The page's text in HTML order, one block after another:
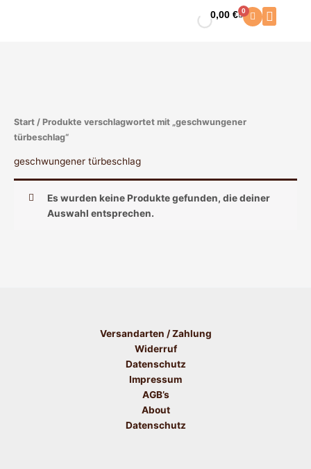
0,00€ 0
Warenkorb
Start / Produkte verschlagwortet mit „geschwungener
türbeschlag“
geschwungener türbeschlag
Es wurden keine Produkte gefunden, die deiner
Auswahl entsprechen.
Versandarten / Zahlung
Widerruf
Datenschutz
Impressum
AGB’s
About
Datenschutz